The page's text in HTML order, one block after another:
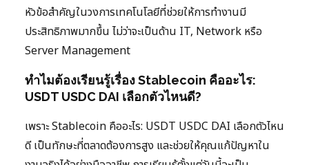
หัวข้อสำคัญในวงการเทคโนโลยีที่ช่วยให้การทำงานมี
ประสิทธิภาพมากขึ้น ไม่ว่าจะเป็นด้าน IT, Network หรือ
Server Management
ทำไมต้องเรียนรู้เรื่อง Stablecoin คืออะไร:
USDT USDC DAI เลือกตัวไหนดี?
เพราะ Stablecoin คืออะไร: USDT USDC DAI เลือกตัวไหน
ดี เป็นทักษะที่ตลาดต้องการสูง และช่วยให้คุณแก้ปัญหาใน